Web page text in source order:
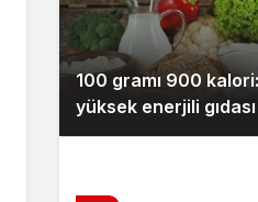
100 gramı 900
yüksek enerjili